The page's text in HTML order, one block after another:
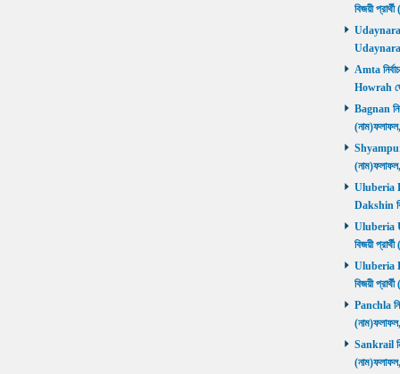
বিজয়ী
Amta
Howrah
Bagnan
Shyampur
Uluberia
Dakshin
Uluberia
বিজয়ী
Uluberia
বিজয়ী
Panchla
Sankrail